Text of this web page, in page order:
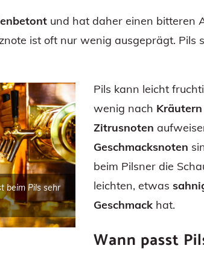
und hat daher einen bitteren
ist oft nur wenig ausgeprägt. Pils
beim Pils sehr
Pils kann leicht
wenig nach Kräutern
Zitrusnoten
Geschmacksnoten
beim Pilsner die
leichten, etwas
Geschmack hat.
Wann passt